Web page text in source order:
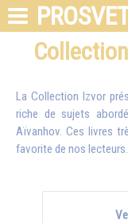
La Collection Izvor
riche de sujets
Aïvanhov. Ces livres
favorite de nos lecteurs.